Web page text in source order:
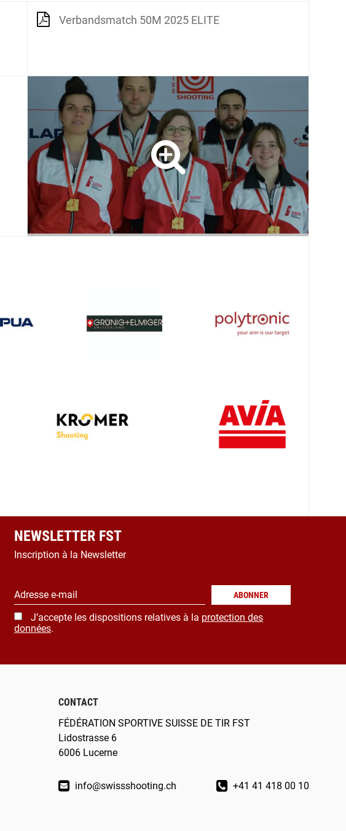
Verbandsmatch 50M 2025 ELITE
NEWSLETTER FST
Inscription à la Newsletter
Adresse e-mail ABONNER
J’accepte les dispositions relatives à la protection des
données.
CONTACT
FÉDÉRATION SPORTIVE SUISSE DE TIR FST
Lidostrasse 6
6006 Lucerne
info@swissshooting.ch +41 41 418 00 10